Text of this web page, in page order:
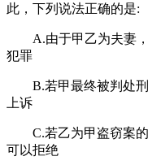
此，下列说法正确的是:
A.由于甲乙为夫妻
犯罪
B.若甲最终被判处
上诉
C.若乙为甲盗窃案
可以拒绝